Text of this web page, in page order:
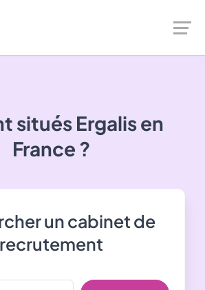
situés Ergalisen
France ?
un cabinet de
recrutement